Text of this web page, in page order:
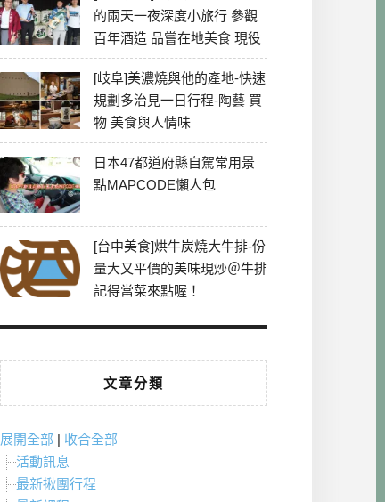
的兩天一夜深度小旅行 參觀
百年酒造 品嘗在地美食 現役
最老牌電影院
[岐阜]美濃燒與他的產地-快速
規劃多治見一日行程-陶藝 買
物 美食與人情味
日本47都道府縣自駕常用景
點MAPCODE懶人包
[台中美食]烘牛炭燒大牛排-份
量大又平價的美味現炒＠牛排
記得當菜來點喔！
文章分類
展開全部 | 收合全部
活動訊息
最新揪團行程